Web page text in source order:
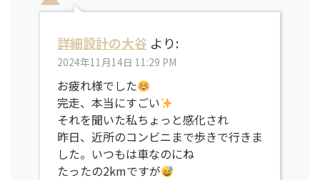
詳細設計の大谷 より:
2024年11月14日 11:29 PM
お疲れ様でした
完走、本当にすごい
それを聞いた私ちょっと感化され
昨日、近所のコンビニまで歩きで行きま
した。いつもは車なのにね
たったの2kmですが